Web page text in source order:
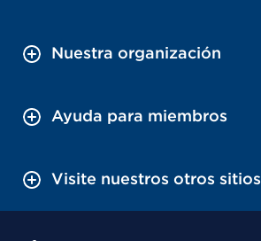
Nuestra organización
Ayuda para miembros
Visite nuestros otros sitios